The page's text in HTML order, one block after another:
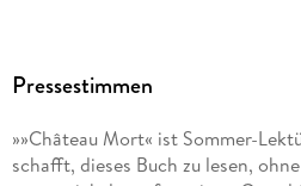
Pressestimmen
»»Château Mort« ist Sommer-
schafft, dieses Buch zu lesen,